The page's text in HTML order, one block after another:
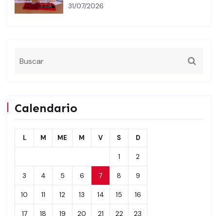
31/07/2026
Calendario
L M ME M V S D
1 2
3 4 5 6 7 8 9
10 11 12 13 14 15 16
17 18 19 20 21 22 23